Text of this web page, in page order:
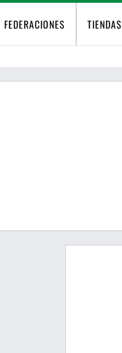
FEDERACIONES TIENDAS